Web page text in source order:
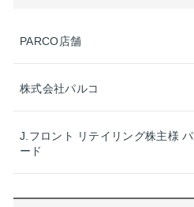
PARCO店舗
株式会社パルコ
J.フロント リテイリング株主様
ード